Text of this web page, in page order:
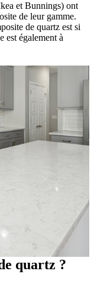
et Bunnings) ont
de leur gamme.
de quartz est si
est également à
quartz ?